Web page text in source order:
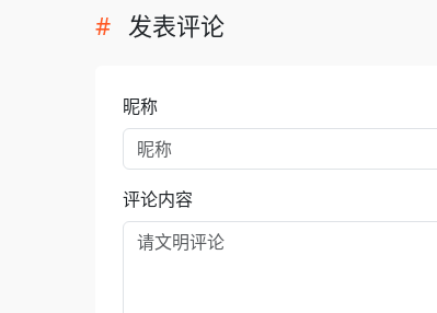
发表评论
昵称
评论内容